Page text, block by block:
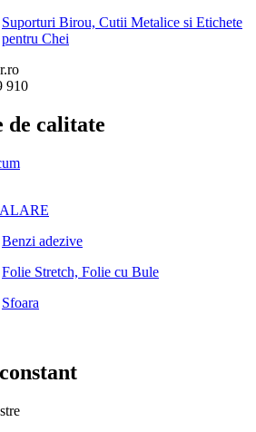
Suporturi Birou, Cutii Metalice si Etichete
pentru Chei
910
de calitate
Benzi adezive
Folie Stretch, Folie cu Bule
Sfoara